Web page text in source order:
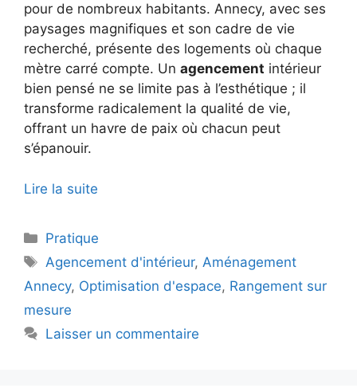
pour de nombreux habitants. Annecy, avec ses
paysages magnifiques et son cadre de vie
recherché, présente des logements où chaque
mètre carré compte. Un agencement intérieur
bien pensé ne se limite pas à l’esthétique ; il
transforme radicalement la qualité de vie,
offrant un havre de paix où chacun peut
s’épanouir.
Lire la suite
Catégories
Pratique
Étiquettes
Agencement d'intérieur, Aménagement
Annecy, Optimisation d'espace, Rangement sur
mesure
Laisser un commentaire